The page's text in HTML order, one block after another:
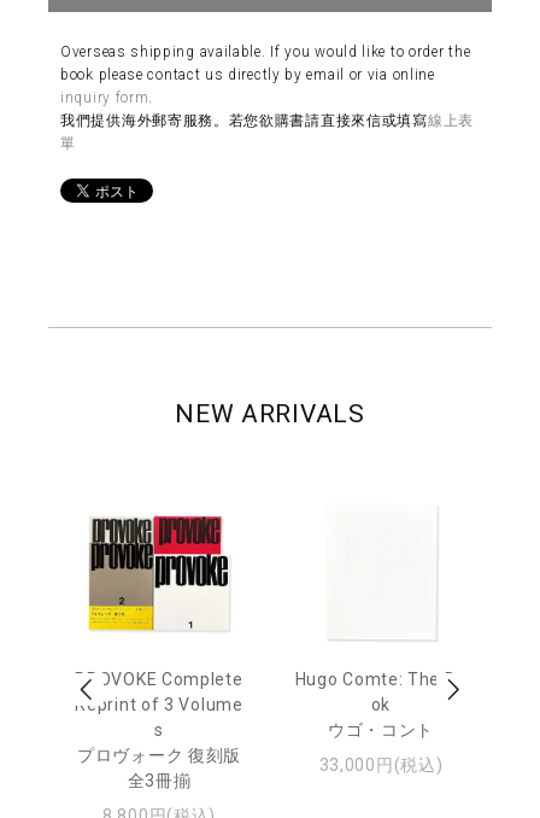
Overseas shipping available. If you would like to order the
book please contact us directly by email or via online
inquiry form
我們提供海外郵寄服務。若您欲購書請直接來信或填寫線上表
單
NEW ARRIVALS
PROVOKE Complete
Reprint of 3 Volume
s
プロヴォーク 復刻版
全3冊揃
Hugo Comte: The Bo
ok
ウゴ・コント
33,000円(税込)